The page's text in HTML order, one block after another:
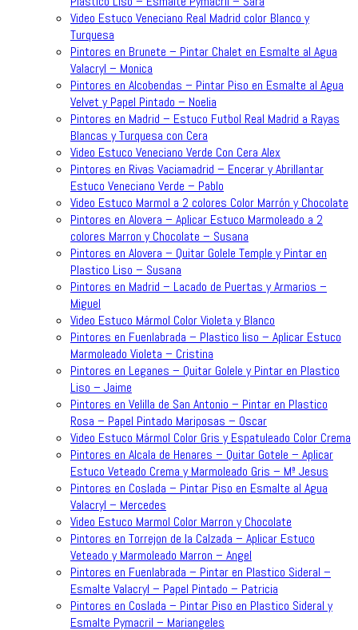
Video Estuco Veneciano Real Madrid color Blanco y
Turquesa
Pintores en Brunete – Pintar Chalet en Esmalte al Agua
Valacryl – Monica
Pintores en Alcobendas – Pintar Piso en Esmalte al Agua
Velvet y Papel Pintado – Noelia
Pintores en Madrid – Estuco Futbol Real Madrid a Rayas
Blancas y Turquesa con Cera
Video Estuco Veneciano Verde Con Cera Alex
Pintores en Rivas Vaciamadrid – Encerar y Abrillantar
Estuco Veneciano Verde – Pablo
Video Estuco Marmol a 2 colores Color Marrón y Chocolate
Pintores en Alovera – Aplicar Estuco Marmoleado a 2
colores Marron y Chocolate – Susana
Pintores en Alovera – Quitar Golele Temple y Pintar en
Plastico Liso – Susana
Pintores en Madrid – Lacado de Puertas y Armarios –
Miguel
Video Estuco Mármol Color Violeta y Blanco
Pintores en Fuenlabrada – Plastico liso – Aplicar Estuco
Marmoleado Violeta – Cristina
Pintores en Leganes – Quitar Golele y Pintar en Plastico
Liso – Jaime
Pintores en Velilla de San Antonio – Pintar en Plastico
Rosa – Papel Pintado Mariposas – Oscar
Video Estuco Mármol Color Gris y Espatuleado Color Crema
Pintores en Alcala de Henares – Quitar Gotele – Aplicar
Estuco Veteado Crema y Marmoleado Gris – Mª Jesus
Pintores en Coslada – Pintar Piso en Esmalte al Agua
Valacryl – Mercedes
Video Estuco Marmol Color Marron y Chocolate
Pintores en Torrejon de la Calzada – Aplicar Estuco
Veteado y Marmoleado Marron – Angel
Pintores en Fuenlabrada – Pintar en Plastico Sideral –
Esmalte Valacryl – Papel Pintado – Patricia
Pintores en Coslada – Pintar Piso en Plastico Sideral y
Esmalte Pymacril – Mariangeles